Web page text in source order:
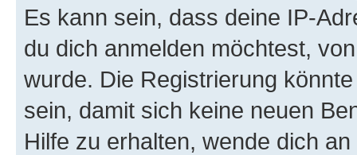
Es kann sein, dass deine IP-
du dich anmelden möchtest,
wurde. Die Registrierung
sein, damit sich keine neuen
Hilfe zu erhalten, wende dich